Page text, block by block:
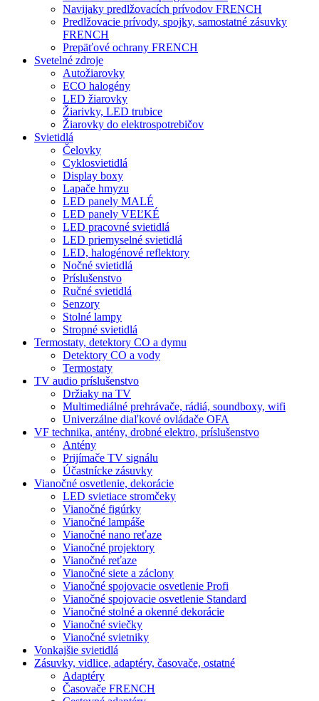
Navijaky predlžovacích prívodov FRENCH
Predlžovacie prívody, spojky, samostatné zásuvky
FRENCH
Prepäťové ochrany FRENCH
Svetelné zdroje
Autožiarovky
ECO halogény
LED žiarovky
Žiarivky, LED trubice
Žiarovky do elektrospotrebičov
Svietidlá
Čelovky
Cyklosvietidlá
Display boxy
Lapače hmyzu
LED panely MALÉ
LED panely VEĽKÉ
LED pracovné svietidlá
LED priemyselné svietidlá
LED, halogénové reflektory
Nočné svietidlá
Príslušenstvo
Ručné svietidlá
Senzory
Stolné lampy
Stropné svietidlá
Termostaty, detektory CO a dymu
Detektory CO a vody
Termostaty
TV audio príslušenstvo
Držiaky na TV
Multimediálné prehrávače, rádiá, soundboxy, wifi
Univerzálne diaľkové ovládače OFA
VF technika, antény, drobné elektro, príslušenstvo
Antény
Prijímače TV signálu
Účastnícke zásuvky
Vianočné osvetlenie, dekorácie
LED svietiace stromčeky
Vianočné figúrky
Vianočné lampáše
Vianočné nano reťaze
Vianočné projektory
Vianočné reťaze
Vianočné siete a záclony
Vianočné spojovacie osvetlenie Profi
Vianočné spojovacie osvetlenie Standard
Vianočné stolné a okenné dekorácie
Vianočné sviečky
Vianočné svietniky
Vonkajšie svietidlá
Zásuvky, vidlice, adaptéry, časovače, ostatné
Adaptéry
Časovače FRENCH